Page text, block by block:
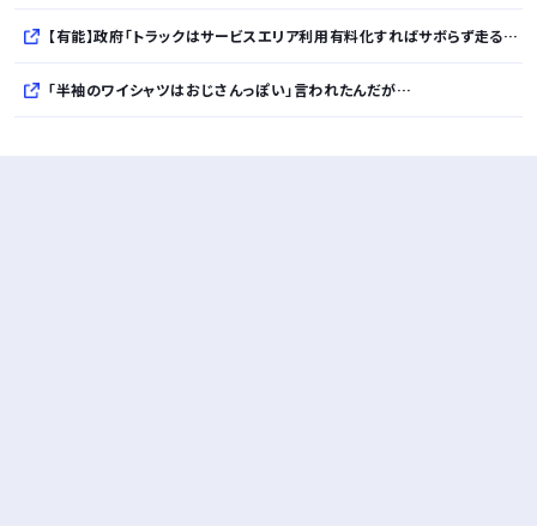
【有能】政府「トラックはサービスエリア利用有料化すればサボらず走るし流問題解決じゃね？」
「半袖のワイシャツはおじさんっぽい」言われたんだが…